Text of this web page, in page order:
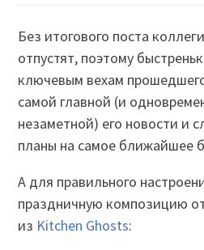
Без итогового поста
отпустят, поэтому
ключевым вехам
самой главной (и
незаметной) его новости и
планы на самое ближайшее
А для правильного
праздничную композицию
из Kitchen Ghosts: